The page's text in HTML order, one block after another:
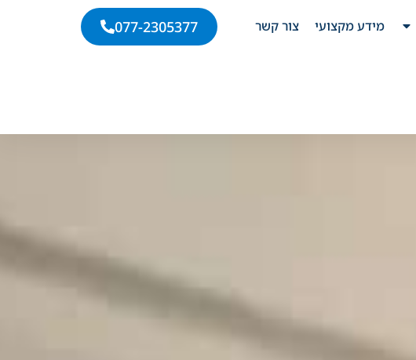
מידע מקצועי צור קשר 077-2305377